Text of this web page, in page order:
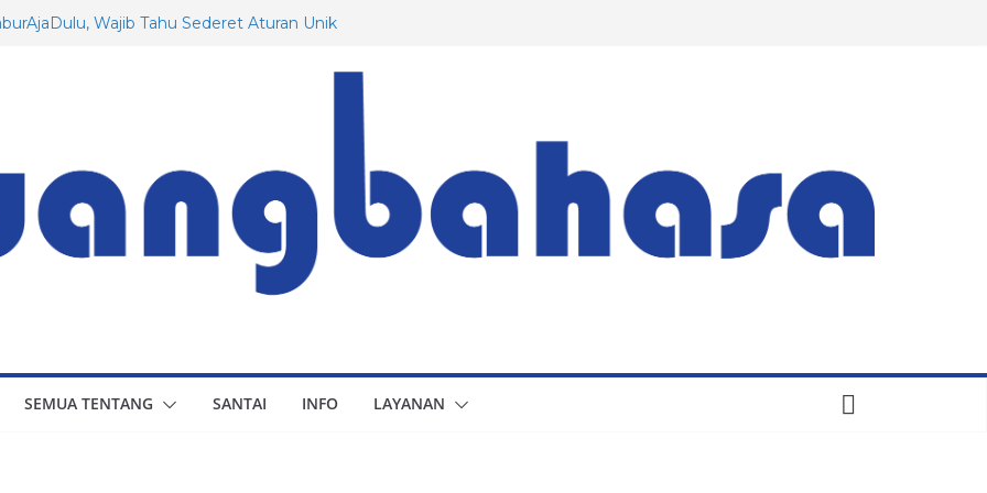
Wajib Tahu Sederet Aturan Unik
Berapa Besaran Gaji Minimum di 20
SEMUA TENTANG SANTAI INFO LAYANAN